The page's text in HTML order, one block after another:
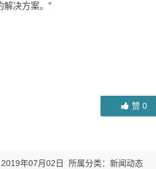
解决方案。”
赞0
年07月02日 所属分类： 新闻动态